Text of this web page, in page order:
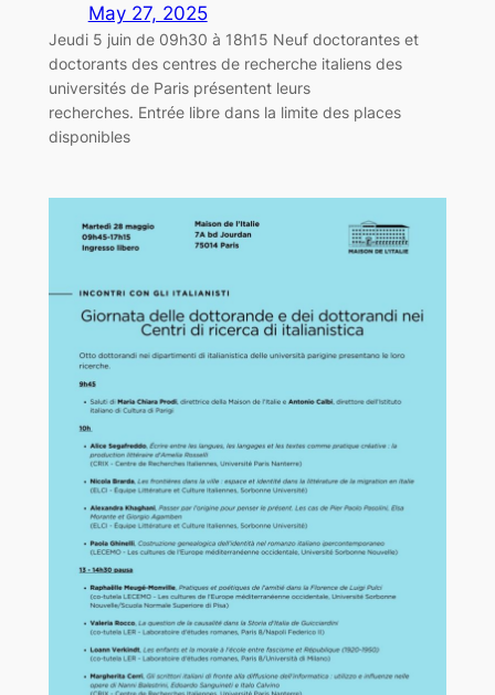
May 27, 2025
Jeudi 5 juin de 09h30 à 18h15 Neuf doctorantes et
doctorants des centres de recherche italiens des
universités de Paris présentent leurs
recherches. Entrée libre dans la limite des places
disponibles